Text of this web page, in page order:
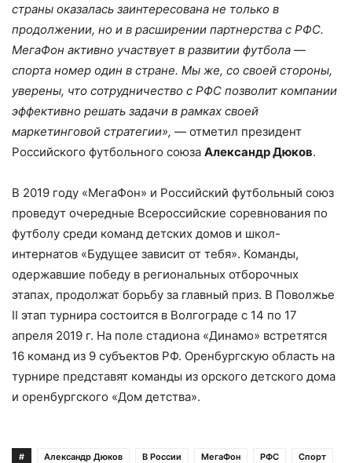
страны оказалась заинтересована не только в
продолжении, но и в расширении партнерства с РФС.
МегаФон активно участвует в развитии футбола —
спорта номер один в стране. Мы же, со своей стороны,
уверены, что сотрудничество с РФС позволит компании
эффективно решать задачи в рамках своей
маркетинговой стратегии», — отметил президент
Российского футбольного союза Александр Дюков.
В 2019 году «МегаФон» и Российский футбольный союз
проведут очередные Всероссийские соревнования по
футболу среди команд детских домов и школ-
интернатов «Будущее зависит от тебя». Команды,
одержавшие победу в региональных отборочных
этапах, продолжат борьбу за главный приз. В Поволжье
II этап турнира состоится в Волгограде с 14 по 17
апреля 2019 г. На поле стадиона «Динамо» встретятся
16 команд из 9 субъектов РФ. Оренбургскую область на
турнире представят команды из орского детского дома
и оренбургского «Дом детства».
# Александр Дюков В России МегаФон РФС
Спорт